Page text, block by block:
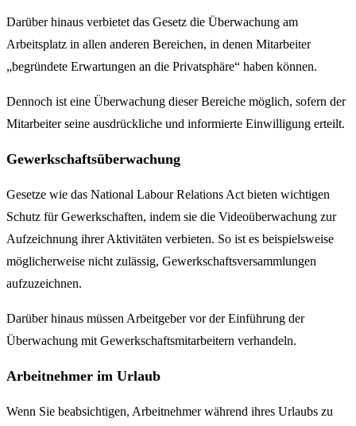
Darüber hinaus verbietet das Gesetz die Überwachung am
Arbeitsplatz in allen anderen Bereichen, in denen Mitarbeiter
„begründete Erwartungen an die Privatsphäre“ haben können.
Dennoch ist eine Überwachung dieser Bereiche möglich, sofern der
Mitarbeiter seine ausdrückliche und informierte Einwilligung erteilt.
Gewerkschaftsüberwachung
Gesetze wie das National Labour Relations Act bieten wichtigen
Schutz für Gewerkschaften, indem sie die Videoüberwachung zur
Aufzeichnung ihrer Aktivitäten verbieten. So ist es beispielsweise
möglicherweise nicht zulässig, Gewerkschaftsversammlungen
aufzuzeichnen.
Darüber hinaus müssen Arbeitgeber vor der Einführung der
Überwachung mit Gewerkschaftsmitarbeitern verhandeln.
Arbeitnehmer im Urlaub
Wenn Sie beabsichtigen, Arbeitnehmer während ihres Urlaubs zu